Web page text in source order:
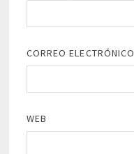
CORREO ELECTRÓNICO
WEB